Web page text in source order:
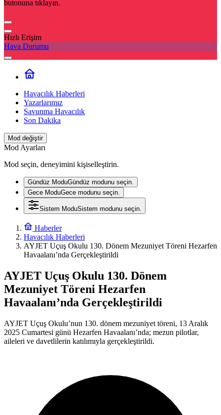
butonuna tıklayın.
Hızlı Erişim
Hava Durumu
Havacılık Haberleri
Yazarlarımız
Savunma Havacılık
Son Dakika
Mod değiştir
Mod Ayarları
Mod seçin, deneyimini kişiselleştirin.
Gündüz ModuGündüz modunu seçin.
Gece ModuGece modunu seçin.
Sistem ModuSistem modunu seçin.
Haberler
Havacılık Haberleri
AYJET Uçuş Okulu 130. Dönem Mezuniyet Töreni Hezarfen
Havaalanı’nda Gerçekleştirildi
AYJET Uçuş Okulu 130. Dönem
Mezuniyet Töreni Hezarfen
Havaalanı’nda Gerçekleştirildi
AYJET Uçuş Okulu’nun 130. dönem mezuniyet töreni, 13 Aralık
2025 Cumartesi günü Hezarfen Havaalanı’nda; mezun pilotlar,
aileleri ve davetlilerin katılımıyla gerçekleştirildi.